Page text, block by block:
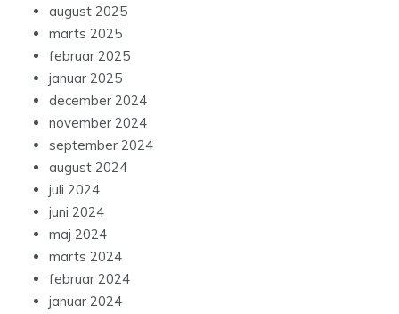
august 2025
marts 2025
februar 2025
januar 2025
december 2024
november 2024
september 2024
august 2024
juli 2024
juni 2024
maj 2024
marts 2024
februar 2024
januar 2024